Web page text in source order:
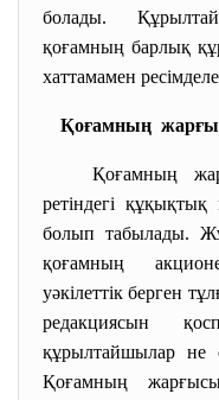
болады.
қоғамның барлық
хаттамамен
Қоғамның
Қоғамның
ретіндегі
болып табылады.
қоғамның
уәкілеттік берген
редакциясын
құрылтайшылар не
Қоғамның